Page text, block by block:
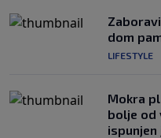
dom
LIFESTYLE
Mokra
bolje od